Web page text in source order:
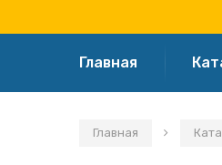
Главная
Главная